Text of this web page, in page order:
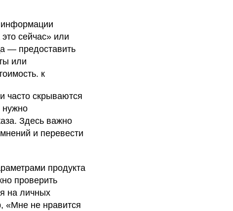
информации
сейчас» или
— предоставить
или
к
часто скрываются
нужно
Здесь важно
и перевести
продукта
проверить
на личных
«Мне не нравится